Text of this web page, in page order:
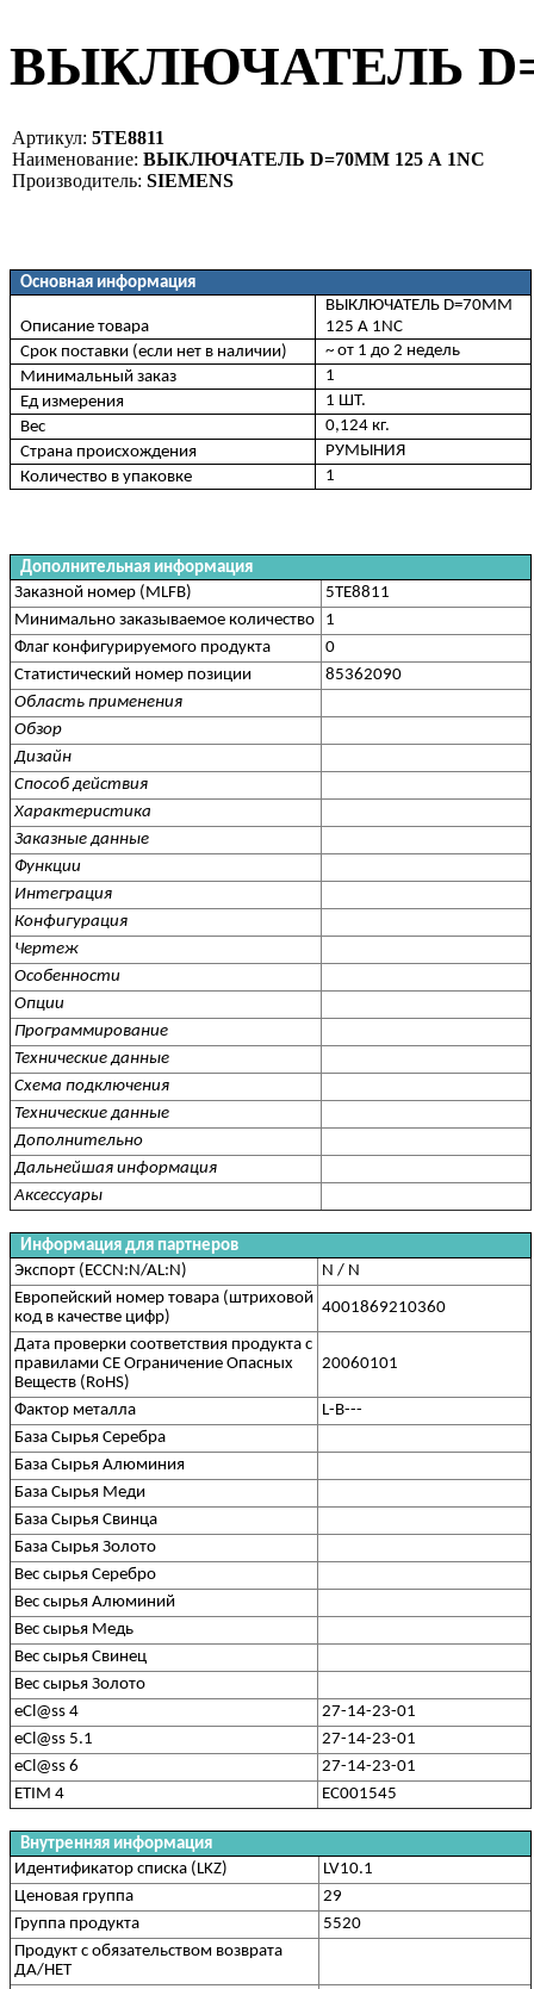
ВЫКЛЮЧАТЕЛЬ
Артикул: 5TE8811
Наименование: ВЫКЛЮЧАТЕЛЬ D=70ММ 125 А 1NC
Производитель: SIEMENS
Основная информация
Описание товара
ВЫКЛЮЧАТЕЛЬ D=70ММ
125 А 1NC
Срок поставки (если нет в наличии)
~ от 1 до 2 недель
Минимальный заказ
1
Ед измерения
1 ШТ.
Вес
0,124 кг.
Страна происхождения
РУМЫНИЯ
Количество в упаковке
1
Дополнительная информация
Заказной номер (MLFB)
5TE8811
Минимально заказываемое количество
1
Флаг конфигурируемого продукта
0
Статистический номер позиции
85362090
Область применения
Обзор
Дизайн
Способ действия
Характеристика
Заказные данные
Функции
Интеграция
Конфигурация
Чертеж
Особенности
Опции
Программирование
Технические данные
Схема подключения
Технические данные
Дополнительно
Дальнейшая информация
Аксессуары
Информация для партнеров
Экспорт (ECCN:N/AL:N)
N / N
Европейский номер товара (штриховой
код в качестве цифр)
4001869210360
Дата проверки соответствия продукта с
правилами CE Ограничение Опасных
Веществ (RoHS)
20060101
Фактор металла
L-B---
База Сырья Серебра
База Сырья Алюминия
База Сырья Меди
База Сырья Свинца
База Сырья Золото
Вес сырья Серебро
Вес сырья Алюминий
Вес сырья Медь
Вес сырья Свинец
Вес сырья Золото
eCl@ss 4
27-14-23-01
eCl@ss 5.1
27-14-23-01
eCl@ss 6
27-14-23-01
ETIM 4
EC001545
Внутренняя информация
Идентификатор списка (LKZ)
LV10.1
Ценовая группа
29
Группа продукта
5520
Продукт с обязательством возврата
ДА/НЕТ